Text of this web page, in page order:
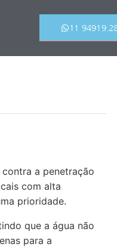
11
a penetração
com alta
prioridade.
que a água não
para a